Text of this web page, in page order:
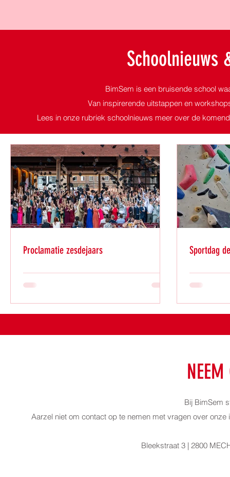
Schoolnieuws
BimSem is een bruisende school
Van inspirerende uitstappen en
Lees in onze rubriek schoolnieuws meer over de
Proclamatie zesdejaars Sportdag
Bij BimSem
Aarzel niet om contact op te nemen met vragen over
Bleekstraat 3 | 2800